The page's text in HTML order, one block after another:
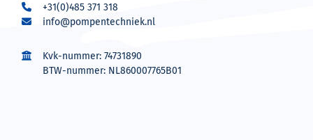
+31(0)485 371 318
info@pompentechniek.nl
Kvk-nummer: 74731890
BTW-nummer: NL860007765B01